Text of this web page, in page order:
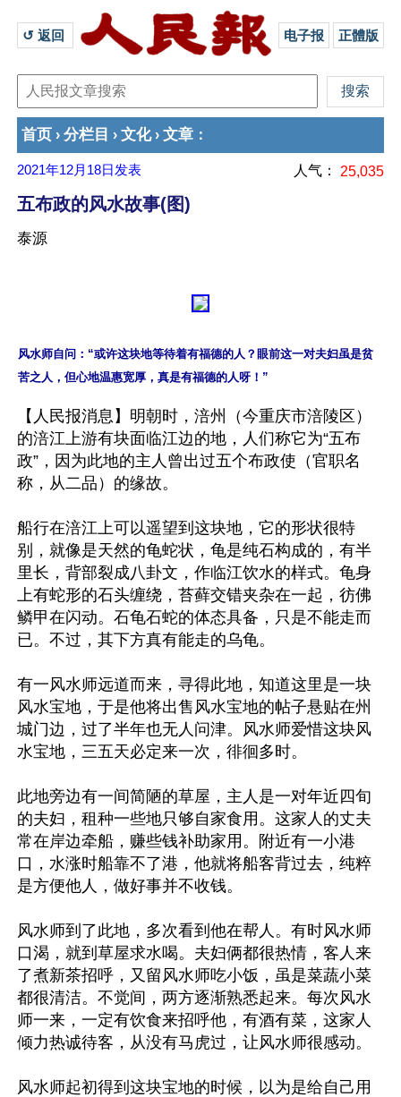
↺ 返回 电子报 正體版
首页 › 分栏目 › 文化› 文章 ：
2021年12月18日 发表 人气： 25,035
五布政的风水故事(图)
泰源
风水师自问：“或许这块地等待着有福德的人？眼前这一对夫妇虽是贫
【人民报消息】明朝时，涪州（今重庆市涪陵区）
的涪江上游有块面临江边的地，人们称它为“五布
政”，因为此地的主人曾出过五个布政使（官职名
称，从二品）的缘故。
船行在涪江上可以遥望到这块地，它的形状很特
别，就像是天然的龟蛇状，龟是纯石构成的，有半
里长，背部裂成八卦文，作临江饮水的样式。龟身
上有蛇形的石头缠绕，苔藓交错夹杂在一起，彷佛
鳞甲在闪动。石龟石蛇的体态具备，只是不能走而
已。不过，其下方真有能走的乌龟。
有一风水师远道而来，寻得此地，知道这里是一块
风水宝地，于是他将出售风水宝地的帖子悬贴在州
城门边，过了半年也无人问津。风水师爱惜这块风
水宝地，三五天必定来一次，徘徊多时。
此地旁边有一间简陋的草屋，主人是一对年近四旬
的夫妇，租种一些地只够自家食用。这家人的丈夫
常在岸边牵船，赚些钱补助家用。附近有一小港
口，水涨时船靠不了港，他就将船客背过去，纯粹
是方便他人，做好事并不收钱。
风水师到了此地，多次看到他在帮人。有时风水师
口渴，就到草屋求水喝。夫妇俩都很热情，客人来
了煮新茶招呼，又留风水师吃小饭，虽是菜蔬小菜
都很清洁。不觉间，两方逐渐熟悉起来。每次风水
师一来，一定有饮食来招呼他，有酒有菜，这家人
倾力热诚待客，从没有马虎过，让风水师很感动。
风水师起初得到这块宝地的时候，以为是给自己用